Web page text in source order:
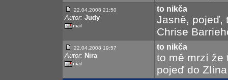
22.04.2008 21:50
Autor: Judy
to nikča
Jasně, pojeď,
Chrise
22.04.2008 19:57
Autor: Nira
to nikča
to mě mrzí že
pojeď do